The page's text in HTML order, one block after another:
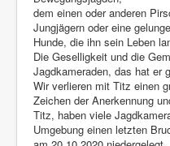
dem einen oder anderen
Jungjägern oder eine
Hunde, die ihn sein Leben
Die Geselligkeit und die
Jagdkameraden, das hat er
Wir verlieren mit Titz einen
Zeichen der Anerkennung
Titz, haben viele
Umgebung einen letzten